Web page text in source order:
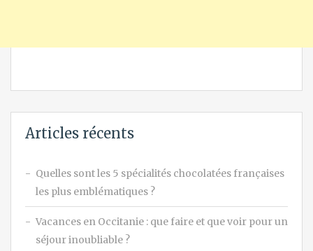
Articles récents
Quelles sont les 5 spécialités chocolatées françaises
les plus emblématiques ?
Vacances en Occitanie : que faire et que voir pour un
séjour inoubliable ?